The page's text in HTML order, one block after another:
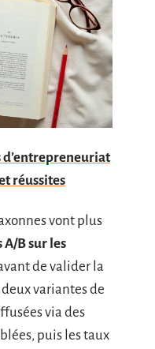
d’entrepreneuriat
réussites
vont plus
A/B sur les
de valider la
variantes de
via des
puis les taux